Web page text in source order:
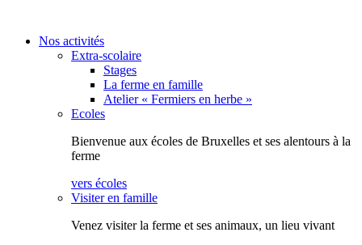
Nos activités
Extra-scolaire
Stages
La ferme en famille
Atelier « Fermiers en herbe »
Ecoles
Bienvenue aux écoles de Bruxelles et ses alentours à la
ferme
vers écoles
Visiter en famille
Venez visiter la ferme et ses animaux, un lieu vivant